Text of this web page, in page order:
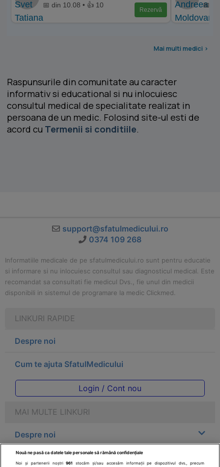
📅 din 10.08 • 👍 10
Rezervă
📅
Mai multi medici >
Raspunsurile din comunitate au caracter
informativ si educational si nu inlocuiesc
consultul medical de specialitate realizat in
persoana de un medic. Folosind site-ul esti de
acord cu Termenii si conditiile.
support@sfatulmedicului.ro
0374 109 268
Informatiile medicale de pe sfatulmedicului.ro sunt pentru educatie
si informare si nu inlocuiesc consultul sau diagnosticul medical. Este
recomandat sa consultati fie medicul Dvs., fie unul din medicii
disponibili in sistemul de programare la medic Clickmed.
LINKURI RAPIDE
Despre noi
Cum te ajuta SfatulMedicului
Login / Cont nou
MAI MULTE LINKURI
Despre noi
Legal
Nouă ne pasă ca datele tale personale să rămână confidențiale
Noi și partenerii noștri961
stocăm și/sau accesăm informații pe dispozitivul dvs., precum